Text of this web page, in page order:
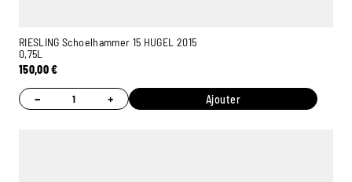
RIESLING Schoelhammer 15 HUGEL 2015
0,75L
150,00€
− + Ajouter